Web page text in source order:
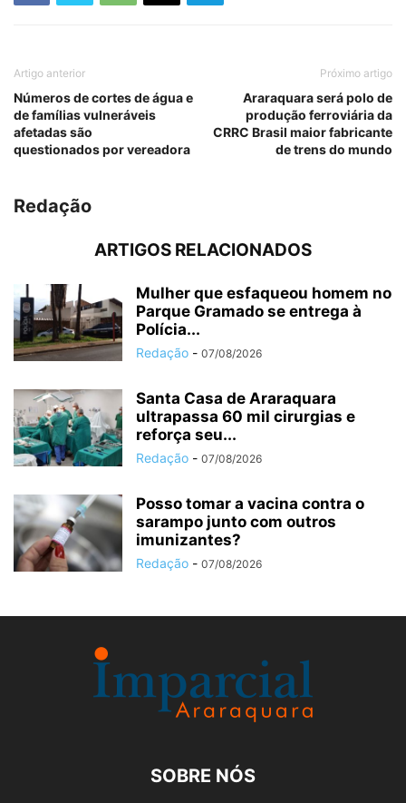
Artigo anterior
Números de cortes de água e
de famílias vulneráveis
afetadas são
questionados por vereadora
Próximo artigo
Araraquara será polo de
produção ferroviária da
CRRC Brasil maior fabricante
de trens do mundo
Redação
ARTIGOS RELACIONADOS
Mulher que esfaqueou homem no
Parque Gramado se entrega à
Polícia...
Redação - 07/08/2026
Santa Casa de Araraquara
ultrapassa 60 mil cirurgias e
reforça seu...
Redação - 07/08/2026
Posso tomar a vacina contra o
sarampo junto com outros
imunizantes?
Redação - 07/08/2026
SOBRE NÓS